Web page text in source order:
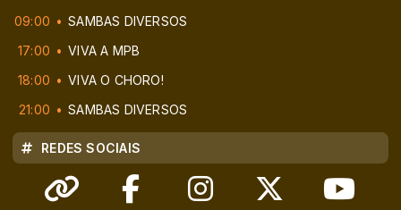
09:00
SAMBAS DIVERSOS
17:00
VIVA A MPB
18:00
VIVA O CHORO!
21:00
SAMBAS DIVERSOS
REDES SOCIAIS